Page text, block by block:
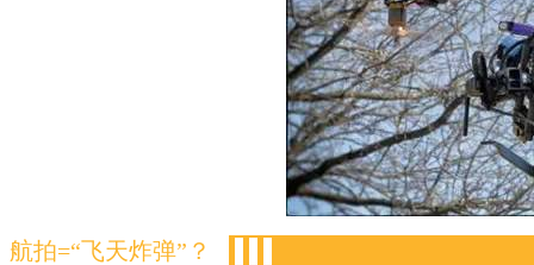
航拍=“飞天炸弹”？